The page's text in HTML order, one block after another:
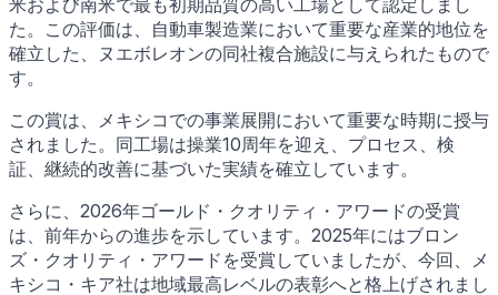
た。この評価は、自動車製造業において重要な産業的地位を
確立した、ヌエボレオンの同社複合施設に与えられたもので
す。
この賞は、メキシコでの事業展開において重要な時期に授与
されました。同工場は操業10周年を迎え、プロセス、検
証、継続的改善に基づいた実績を確立しています。
さらに、2026年ゴールド・クオリティ・アワードの受賞
は、前年からの進歩を示しています。2025年にはブロン
ズ・クオリティ・アワードを受賞していましたが、今回、メ
キシコ・キア社は地域最高レベルの表彰へと格上げされまし